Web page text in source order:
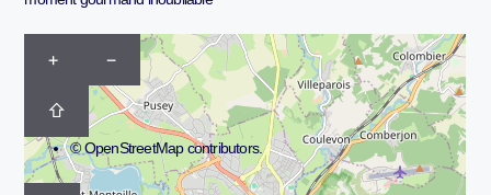
+ −
⇧
©OpenStreetMapcontributors.